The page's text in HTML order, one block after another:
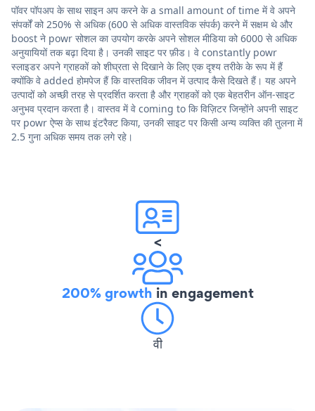
पॉवर पॉपअप के साथ साइन अप करने के a small amount of time में वे अपने
संपर्कों को 250% से अधिक (600 से अधिक वास्तविक संपर्क) करने में सक्षम थे और
boost ने powr सोशल का उपयोग करके अपने सोशल मीडिया को 6000 से अधिक
अनुयायियों तक बढ़ा दिया है। उनकी साइट पर फ़ीड। वे constantly powr
स्लाइडर अपने ग्राहकों को शीघ्रता से दिखाने के लिए एक दृश्य तरीके के रूप में हैं
क्योंकि वे added होमपेज हैं कि वास्तविक जीवन में उत्पाद कैसे दिखते हैं। यह अपने
उत्पादों को अच्छी तरह से प्रदर्शित करता है और ग्राहकों को एक बेहतरीन ऑन-साइट
अनुभव प्रदान करता है। वास्तव में वे coming to कि विज़िटर जिन्होंने अपनी साइट
पर powr ऐप्स के साथ इंटरैक्ट किया, उनकी साइट पर किसी अन्य व्यक्ति की तुलना में
2.5 गुना अधिक समय तक लगे रहे।
<
200% growth in engagement
वी